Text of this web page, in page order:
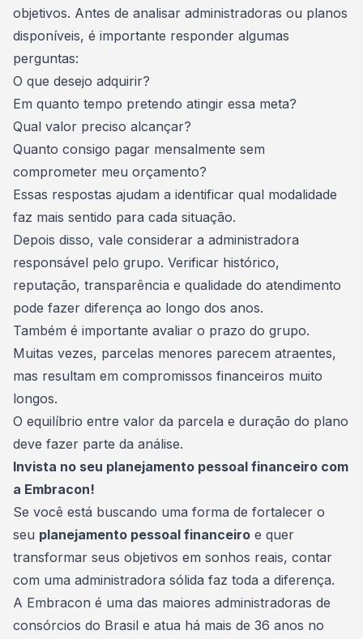
objetivos. Antes de analisar administradoras ou planos
disponíveis, é importante responder algumas
perguntas:
O que desejo adquirir?
Em quanto tempo pretendo atingir essa meta?
Qual valor preciso alcançar?
Quanto consigo pagar mensalmente sem
comprometer meu orçamento?
Essas respostas ajudam a identificar qual modalidade
faz mais sentido para cada situação.
Depois disso, vale considerar a administradora
responsável pelo grupo. Verificar histórico,
reputação, transparência e qualidade do atendimento
pode fazer diferença ao longo dos anos.
Também é importante avaliar o prazo do grupo.
Muitas vezes, parcelas menores parecem atraentes,
mas resultam em compromissos financeiros muito
longos.
O equilíbrio entre valor da parcela e duração do plano
deve fazer parte da análise.
Invista no seu planejamento pessoal financeiro com
a Embracon!
Se você está buscando uma forma de fortalecer o
seu planejamento pessoal financeiro e quer
transformar seus objetivos em sonhos reais, contar
com uma administradora sólida faz toda a diferença.
A Embracon é uma das maiores administradoras de
consórcios do Brasil e atua há mais de 36 anos no